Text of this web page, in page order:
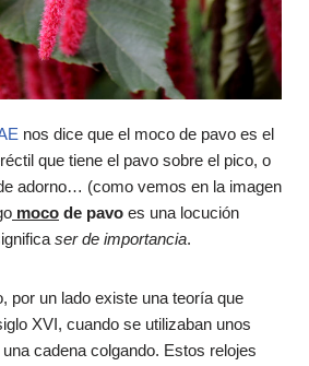
nos dice que el moco de pavo es el
que tiene el pavo sobre el pico, o
adorno… (como vemos en la imagen
moco de pavo es una locución
ser de importancia.
por un lado existe una teoría que
XVI, cuando se utilizaban unos
cadena colgando. Estos relojes